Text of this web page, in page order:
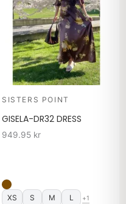
SISTERS POINT
GISELA-DR32 DRESS
949.95 kr
XS S M L +1